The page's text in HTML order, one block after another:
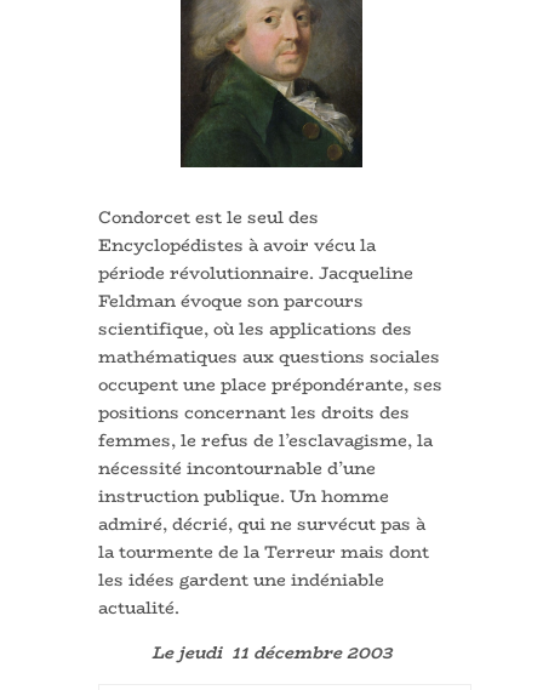
Condorcet est le seul des
Encyclopédistes à avoir vécu la
période révolutionnaire. Jacqueline
Feldman évoque son parcours
scientifique, où les applications des
mathématiques aux questions sociales
occupent une place prépondérante, ses
positions concernant les droits des
femmes, le refus de l’esclavagisme, la
nécessité incontournable d’une
instruction publique. Un homme
admiré, décrié, qui ne survécut pas à
la tourmente de la Terreur mais dont
les idées gardent une indéniable
actualité.
Le jeudi 11 décembre 2003